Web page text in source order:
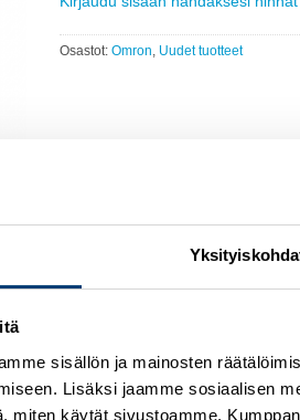
sisällön ja mainosten
Lisäksi jaamme sosiaalisen
miten käytät sivustoamme.
Osastot: Omron Uudet tuotteet
wishlist